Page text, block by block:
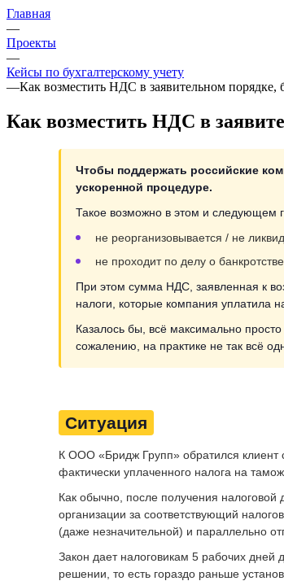
Главная
—
Проекты
—
Кейсы по бухгалтерскому учету
—Как возместить НДС в заявительном порядке,
Как возместить НДС в
Чтобы поддержать российские
ускоренной процедуре.
Такое возможно в этом и следующем
не реорганизовывается / не
не проходит по делу о банкротстве.
При этом сумма НДС, заявленная к
налоги, которые компания уплатила
Казалось бы, всё максимально
сожалению, на практике не так всё
Ситуация
К ООО «Бридж Групп» обратился клиент
фактически уплаченного налога на
Как обычно, после получения
организации за соответствующий
(даже незначительной) и параллельно
Закон дает налоговикам 5 рабочих
решении, то есть гораздо раньше